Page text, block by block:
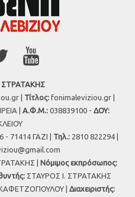
ΣΤΡΑΤΑΚΗΣ
| Τίτλος:fonimaleviziou.gr |
| Α.Φ.Μ.: 038839100 - ΔΟΥ:
71414 ΓΑΖΙ | Τηλ.: 2810 822294 |
| Νόμιμος εκπρόσωπος:
ΣΤΑΥΡΟΣ Ι. ΣΤΡΑΤΑΚΗΣ
| Διαχειριστής: